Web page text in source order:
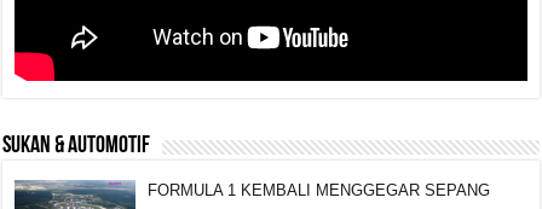
SUKAN & AUTOMOTIF
FORMULA 1 KEMBALI MENGGEGAR SEPANG